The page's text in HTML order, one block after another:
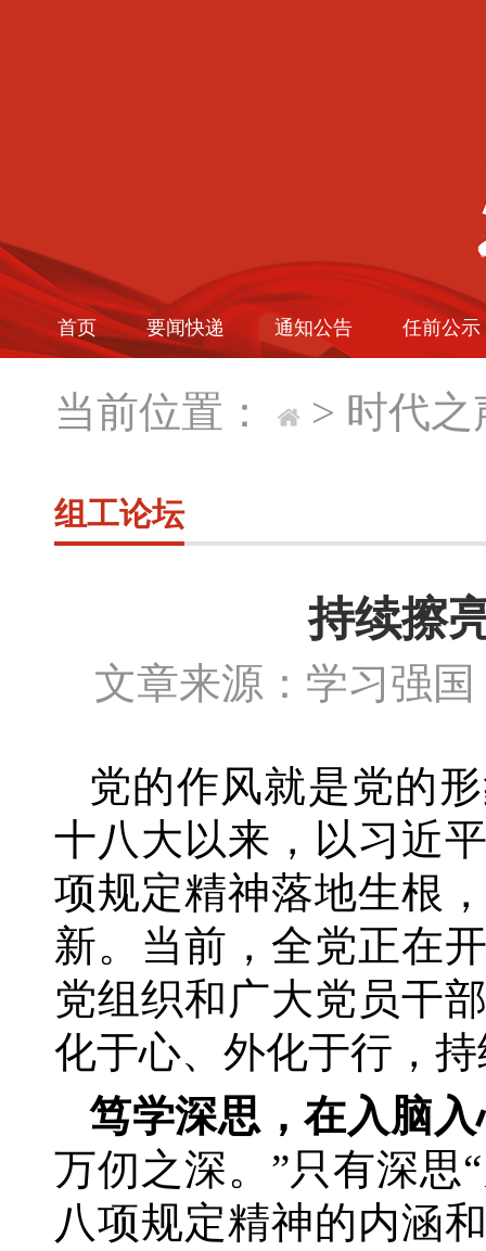
首页 要闻快递 通知公告 任前公示
当前位置： > 时代之
组工论坛
持续擦
文章来源：学习
党的作风就是党的
十八大以来，以习近
项规定精神落地生根
新。当前，全党正在
党组织和广大党员干
化于心、外化于行，
笃学深思，在入脑
万仞之深。”只有深思
八项规定精神的内涵